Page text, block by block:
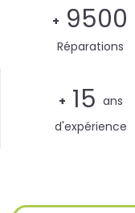
+ 9500
Réparations
+ 15 ans
d'expérience